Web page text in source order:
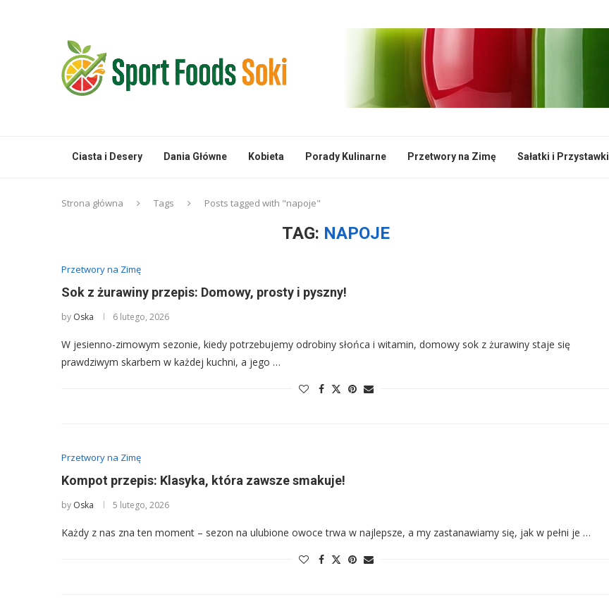
Ciasta i Desery Dania Główne Kobieta Porady Kulinarne Przetwory na Zimę Sałatki i Przystawki
Strona główna Tags Posts tagged with "napoje"
TAG: NAPOJE
Przetwory na Zimę
Sok z żurawiny przepis: Domowy, prosty i pyszny!
by Oska 6 lutego, 2026
W jesienno-zimowym sezonie, kiedy potrzebujemy odrobiny słońca i witamin, domowy sok z żurawiny staje się
prawdziwym skarbem w każdej kuchni, a jego …
Przetwory na Zimę
Kompot przepis: Klasyka, która zawsze smakuje!
by Oska 5 lutego, 2026
Każdy z nas zna ten moment – sezon na ulubione owoce trwa w najlepsze, a my zastanawiamy się, jak w pełni je …